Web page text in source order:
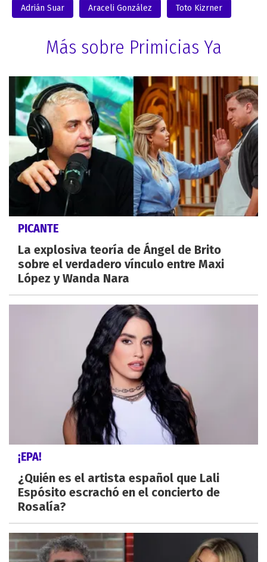
Adrián Suar Araceli González Toto Kizrner
Más sobre Primicias Ya
PICANTE
La explosiva teoría de Ángel de Brito
sobre el verdadero vínculo entre Maxi
López y Wanda Nara
¡EPA!
¿Quién es el artista español que Lali
Espósito escrachó en el concierto de
Rosalía?